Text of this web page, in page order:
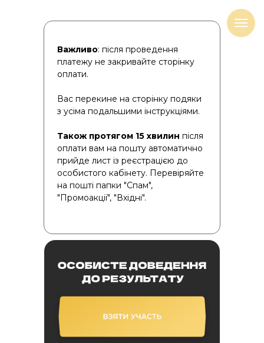
Важливо: після проведення
платежу не закривайте сторінку
оплати.
Вас перекине на сторінку подяки
з усіма подальшими інструкціями.
Також протягом 15 хвилин після
оплати вам на пошту автоматично
прийде лист із реєстрацією до
особистого кабінету. Перевіряйте
на пошті папки "Спам",
"Промоакції", "Вхідні".